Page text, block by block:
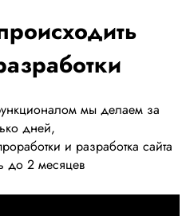
мы делаем за
дней,
и разработка сайта
до 2 месяцев